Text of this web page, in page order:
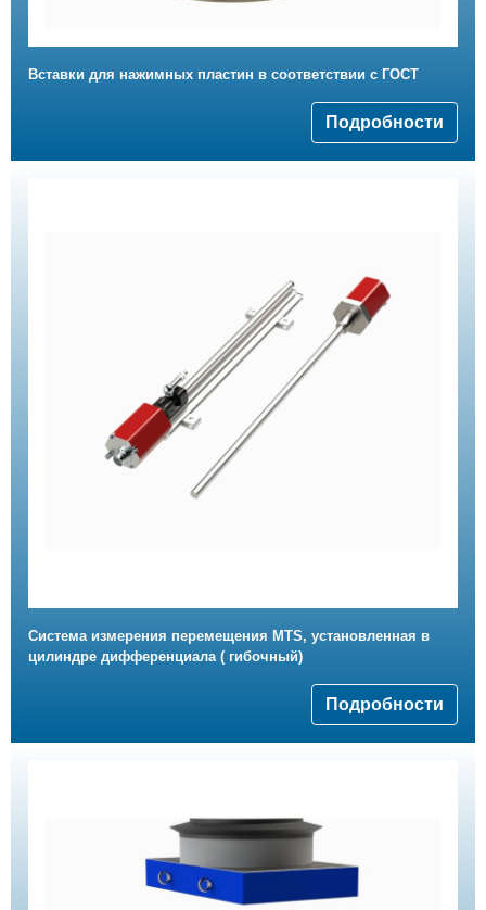
Вставки для нажимных пластин в соответствии с ГОСТ
Подробности
Система измерения перемещения MTS, установленная в
цилиндре дифференциала ( гибочный)
Подробности